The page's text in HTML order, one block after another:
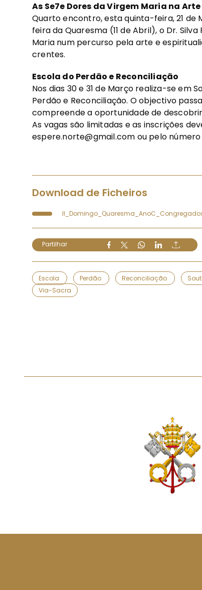
As Se7e Dores da Virgem Maria na
Quarto encontro, esta quinta-feira, 21 de
feira da Quaresma (11 de Abril), o Dr.
Maria num percurso pela arte e
crentes.
Escola do Perdão e Reconciliação
Nos dias 30 e 31 de Março realiza-se em
Perdão e Reconciliação. O objectivo
compreende a oportunidade de
As vagas são limitadas e as inscrições
espere.norte@gmail.com ou pelo número
Download de Ficheiros
Partilhar
Escola Perdão Reconciliação
Via-Sacra